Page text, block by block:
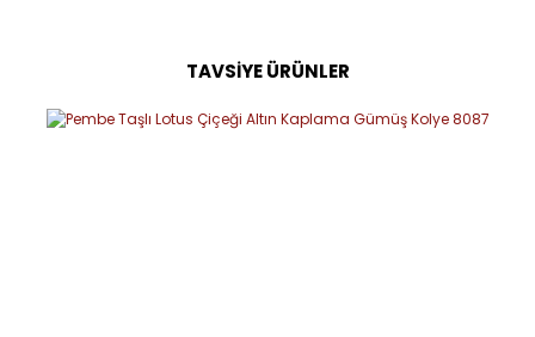
TAVSİYE ÜRÜNLER